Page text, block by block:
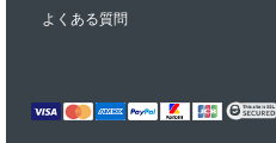
よくある質問